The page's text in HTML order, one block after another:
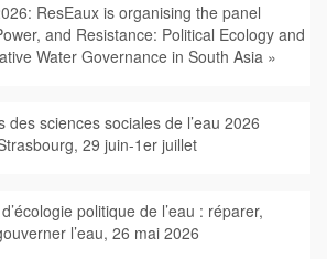
ResEaux is organising the panel
and Resistance: Political Ecology and
Water Governance in South Asia »
des sciences sociales de l’eau 2026
29 juin-1er juillet
politique de l’eau : réparer,
l’eau, 26 mai 2026